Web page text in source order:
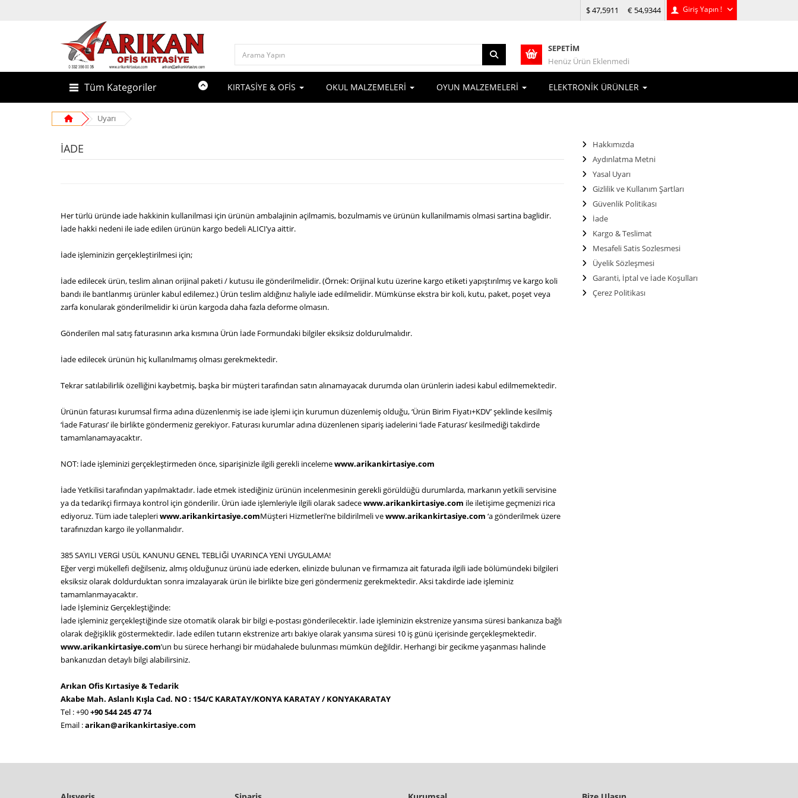
$ 47,5911 € 54,9344 Giriş Yapın !
SEPETIM
Henüz Ürün Eklenmedi
Tüm Kategoriler KIRTASİYE & OFİS OKUL MALZEMELERİ OYUN MALZEMELERİ ELEKTRONİK ÜRÜNLER
Uyarı
İADE
Her türlü üründe iade hakkinin kullanilmasi için ürünün ambalajinin açilmamis, bozulmamis ve ürünün kullanilmamis olmasi sartina baglidir.
İade hakki nedeni ile iade edilen ürünün kargo bedeli ALICI’ya aittir.
İade işleminizin gerçekleştirilmesi için;
İade edilecek ürün, teslim alınan orijinal paketi / kutusu ile gönderilmelidir. (Örnek: Orijinal kutu üzerine kargo etiketi yapıştırılmış ve kargo koli
bandı ile bantlanmış ürünler kabul edilemez.) Ürün teslim aldığınız haliyle iade edilmelidir. Mümkünse ekstra bir koli, kutu, paket, poşet veya
zarfa konularak gönderilmelidir ki ürün kargoda daha fazla deforme olmasın.
Gönderilen mal satış faturasının arka kısmına Ürün İade Formundaki bilgiler eksiksiz doldurulmalıdır.
İade edilecek ürünün hiç kullanılmamış olması gerekmektedir.
Tekrar satılabilirlik özelliğini kaybetmiş, başka bir müşteri tarafından satın alınamayacak durumda olan ürünlerin iadesi kabul edilmemektedir.
Ürünün faturası kurumsal firma adına düzenlenmiş ise iade işlemi için kurumun düzenlemiş olduğu, ‘Ürün Birim Fiyatı+KDV’ şeklinde kesilmiş
‘İade Faturası’ ile birlikte göndermeniz gerekiyor. Faturası kurumlar adına düzenlenen sipariş iadelerini ‘İade Faturası’ kesilmediği takdirde
tamamlanamayacaktır.
NOT: İade işleminizi gerçekleştirmeden önce, siparişinizle ilgili gerekli incelemewww.arikankirtasiye.com
İade Yetkilisi tarafından yapılmaktadır. İade etmek istediğiniz ürünün incelenmesinin gerekli görüldüğü durumlarda, markanın yetkili servisine
ya da tedarikçi firmaya kontrol için gönderilir. Ürün iade işlemleriyle ilgili olarak sadecewww.arikankirtasiye.com ile iletişime geçmenizi rica
ediyoruz. Tüm iade talepleriwww.arikankirtasiye.comMüşteri Hizmetleri’ne bildirilmeli vewww.arikankirtasiye.com ‘a gönderilmek üzere
tarafınızdan kargo ile yollanmalıdır.
385 SAYILI VERGİ USÜL KANUNU GENEL TEBLİĞİ UYARINCA YENİ UYGULAMA!
Eğer vergi mükellefi değilseniz, almış olduğunuz ürünü iade ederken, elinizde bulunan ve firmamıza ait faturada ilgili iade bölümündeki bilgileri
eksiksiz olarak doldurduktan sonra imzalayarak ürün ile birlikte bize geri göndermeniz gerekmektedir. Aksi takdirde iade işleminiz
tamamlanmayacaktır.
İade İşleminiz Gerçekleştiğinde:
İade işleminiz gerçekleştiğinde size otomatik olarak bir bilgi e-postası gönderilecektir. İade işleminizin ekstrenize yansıma süresi bankanıza bağlı
olarak değişiklik göstermektedir. İade edilen tutarın ekstrenize artı bakiye olarak yansıma süresi 10 iş günü içerisinde gerçekleşmektedir.
www.arikankirtasiye.com’un bu sürece herhangi bir müdahalede bulunması mümkün değildir. Herhangi bir gecikme yaşanması halinde
bankanızdan detaylı bilgi alabilirsiniz.
Arıkan Ofis Kırtasiye & Tedarik
Akabe Mah. Aslanlı Kışla Cad. NO : 154/C KARATAY/KONYA KARATAY / KONYAKARATAY
Tel : +90+90 544 245 47 74
Email :arikan@arikankirtasiye.com
Hakkımızda
Aydınlatma Metni
Yasal Uyarı
Gizlilik ve Kullanım Şartları
Güvenlik Politikası
İade
Kargo & Teslimat
Mesafeli Satis Sozlesmesi
Üyelik Sözleşmesi
Garanti, İptal ve İade Koşulları
Çerez Politikası